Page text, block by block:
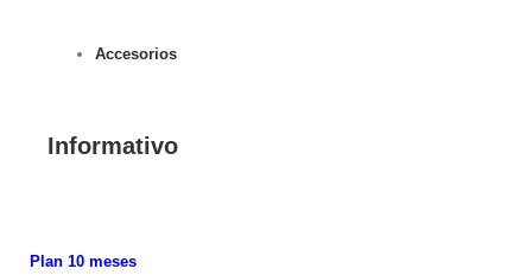
Accesorios
Informativo
Plan 10 meses